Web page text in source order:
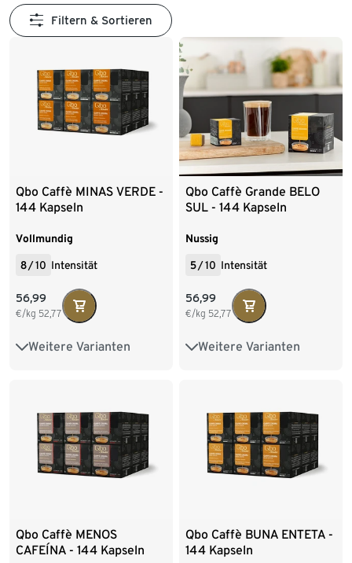
Filtern & Sortieren
Qbo Caffè MINAS VERDE -
144 Kapseln
Vollmundig
8/10 Intensität
56,99
€/kg 52,77
Weitere Varianten
8 Kapseln 27 Kapseln
Qbo Caffè Grande BELO
SUL - 144 Kapseln
Nussig
5/10 Intensität
56,99
€/kg 52,77
Weitere Varianten
8 Kapseln 27 Kapseln
Qbo Caffè MENOS
CAFEÍNA - 144 Kapseln
Qbo Caffè BUNA ENTETA -
144 Kapseln